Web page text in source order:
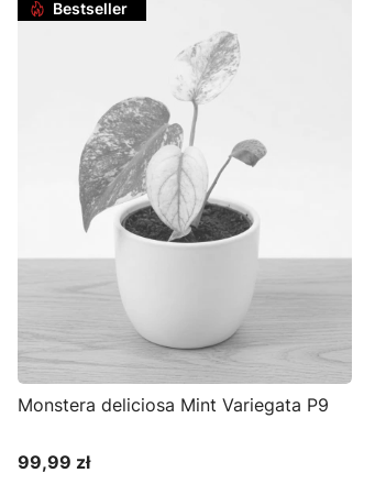
Bestseller
Monstera deliciosa Mint Variegata P9
Cena
99,99 zł